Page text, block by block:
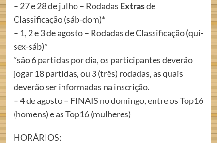
– 27 e 28 de julho – Rodadas Extrasde
Classificação (sáb-dom)*
– 1, 2 e 3 de agosto – Rodadas de Classificação (qui-
sex-sáb)*
*são 6 partidas por dia, os participantes deverão
jogar 18 partidas, ou 3 (três) rodadas, as quais
deverão ser informadas na inscrição.
– 4 de agosto – FINAIS no domingo, entre os Top16
(homens) e as Top16 (mulheres)
HORÁRIOS: